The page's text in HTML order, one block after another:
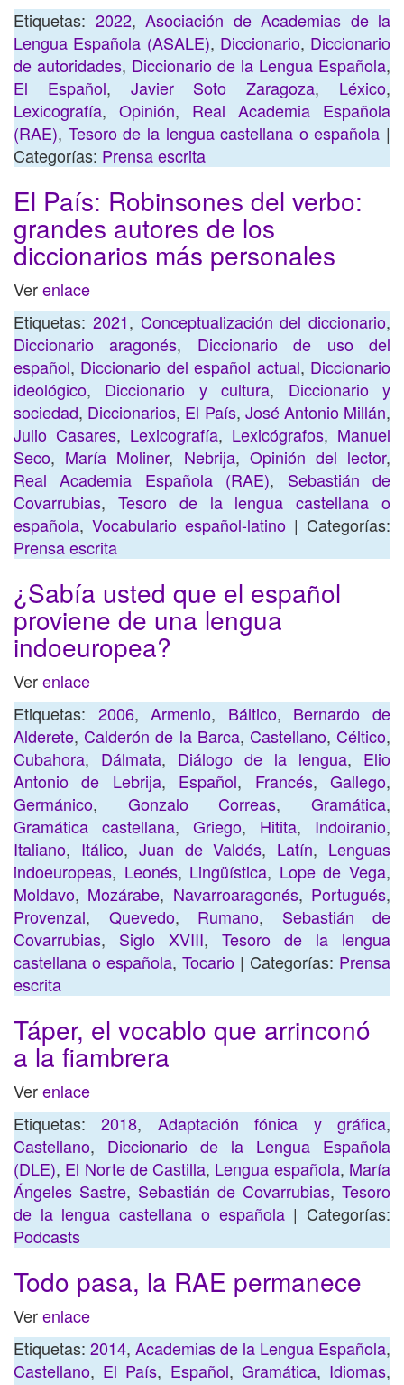
Etiquetas: 2022, Asociación de Academias de la
Lengua Española (ASALE), Diccionario, Diccionario
de autoridades, Diccionario de la Lengua Española,
El Español, Javier Soto Zaragoza, Léxico,
Lexicografía, Opinión, Real Academia Española
(RAE), Tesoro de la lengua castellana o española |
Categorías: Prensa escrita
El País: Robinsones del verbo:
grandes autores de los
diccionarios más personales
Verenlace
Etiquetas: 2021, Conceptualización del diccionario,
Diccionario aragonés, Diccionario de uso del
español, Diccionario del español actual, Diccionario
ideológico, Diccionario y cultura, Diccionario y
sociedad, Diccionarios, El País, José Antonio Millán,
Julio Casares, Lexicografía, Lexicógrafos, Manuel
Seco, María Moliner, Nebrija, Opinión del lector,
Real Academia Española (RAE), Sebastián de
Covarrubias, Tesoro de la lengua castellana o
española, Vocabulario español-latino | Categorías:
Prensa escrita
¿Sabía usted que el español
proviene de una lengua
indoeuropea?
Verenlace
Etiquetas: 2006,Armenio, Báltico, Bernardo de
Alderete,Calderón de la Barca, Castellano,Céltico,
Cubahora, Dálmata, Diálogo de la lengua, Elio
Antonio de Lebrija, Español, Francés,Gallego,
Germánico, Gonzalo Correas,Gramática,
Gramática castellana, Griego, Hitita, Indoiranio,
Italiano, Itálico, Juan de Valdés, Latín, Lenguas
indoeuropeas, Leonés, Lingüística, Lope de Vega,
Moldavo, Mozárabe, Navarroaragonés, Portugués,
Provenzal, Quevedo, Rumano, Sebastián de
Covarrubias, Siglo XVIII, Tesoro de la lengua
castellana o española, Tocario | Categorías: Prensa
escrita
Táper, el vocablo que arrinconó
a la fiambrera
Verenlace
Etiquetas:2018, Adaptación fónica y gráfica,
Castellano, Diccionario de la Lengua Española
(DLE), El Norte de Castilla, Lengua española, María
Ángeles Sastre, Sebastián de Covarrubias, Tesoro
de la lengua castellana o española| Categorías:
Podcasts
Todo pasa, la RAE permanece
Verenlace
Etiquetas: 2014, Academias de la Lengua Española,
Castellano, El País, Español, Gramática, Idiomas,